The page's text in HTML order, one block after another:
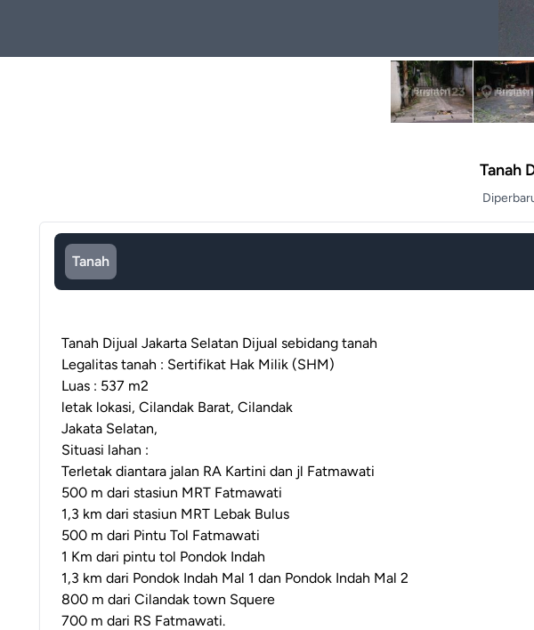
Tanah
Tanah
Tanah Dijual Jakarta Selatan Dijual sebidang tanah
Legalitas tanah : Sertifikat Hak Milik (SHM)
Luas : 537 m2
letak lokasi, Cilandak Barat, Cilandak
Jakata Selatan,
Situasi lahan :
Terletak diantara jalan RA Kartini dan jl Fatmawati
500 m dari stasiun MRT Fatmawati
1,3 km dari stasiun MRT Lebak Bulus
500 m dari Pintu Tol Fatmawati
1 Km dari pintu tol Pondok Indah
1,3 km dari Pondok Indah Mal 1 dan Pondok Indah Mal 2
800 m dari Cilandak town Squere
700 m dari RS Fatmawati.